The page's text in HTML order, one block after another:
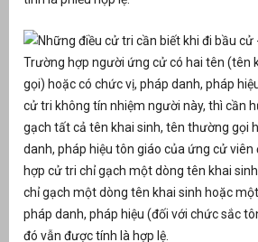
Trường hợp người ứng cử có hai tên (tên
gọi) hoặc có chức vị, pháp danh, pháp
cử tri không tín nhiệm người này, thì cần
gạch tất cả tên khai sinh, tên thường gọi
danh, pháp hiệu tôn giáo của ứng cử viên
hợp cử tri chỉ gạch một dòng tên khai
chỉ gạch một dòng tên khai sinh hoặc
pháp danh, pháp hiệu (đối với chức sắc
đó vẫn được tính là hợp lệ.